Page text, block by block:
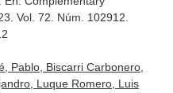
Vol. 72. Núm. 102912.
Pablo, Biscarri Carbonero,
Luque Romero, Luis